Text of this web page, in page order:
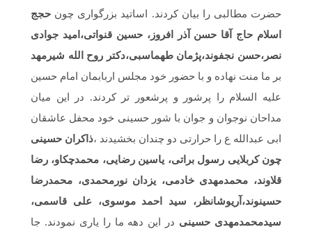
حضرت مطالبی را بیان کردند. اساتید بزرگواری چون حجج
اسلام حاج آقا حسن آذر افروز، حسین قنواتی،امید جوادی
نصر،حسن نجفوند،پژمان طهماسبی،دکتر روح الله شیرمهد
بر ما منت نهاده و با حضور خود مجلس اربابمان امام حسین
علیه السلام را پرشور و پرشعور تر کردند. در این میان
مداحان نوجوان و جوان با شور حسینی خود محفل عاشقان
ابی عبدالله ع را حرارتی دو چندان بخشیدند ،ذاکران حسینی
چون کربلایی رسول براتی، یاسین رضایی، محمدچکاو، رضا
قلاوند، محمدمهدی خادمی، یزدان نورمحمدی، محمدرضا
حسینوند،آریوشانظر، سید احمد موسوی، علی قاسمی،
سیدمحمدمهدی حسینی در این دهه ما را یاری نمودند. جا